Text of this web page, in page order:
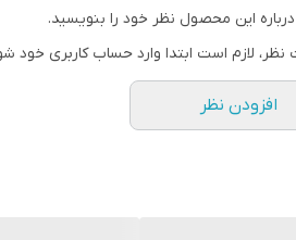
این محصول نظر خود را بنویسید.
نظر، لازم است ابتدا وارد حساب کاربری خود
افزودن نظر